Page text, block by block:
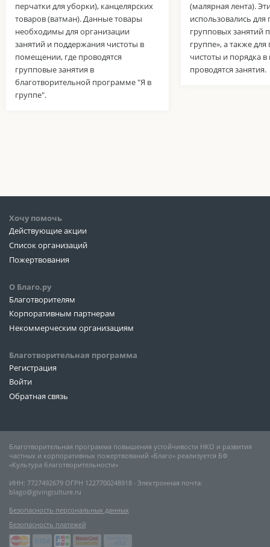
перчатки для уборки), канцелярских
товаров (ватман). Данные товары
необходимы для организации
занятий и поддержания чистоты в
помещении, где проводятся
групповые занятия в
благотворительной программе "Я в
группе".
(малярная лента).
использовались для
групповых занятий
группе», а также
чистоты и порядка
проводятся занятия.
Хочу помочь
Действующие акции
Список организаций
Пожертвования
О Благо.ру
Благотворителям
Корпоративным партнерам
Некоммерческим организациям
Благотворительная программа
Регистрация
Войти
Обратная связь
Благотворительная программа повышения устойчивости НКО и развития
частных и корпоративных пожертвований «Благо» реализуется БФ
«Культура благотворительности»
ИНН: 7727492679 ОГРН 1227700248918 ∙ Электронная почта:
blago@givingculture.ru
Безопасность персональных данных
Безопасность платежей